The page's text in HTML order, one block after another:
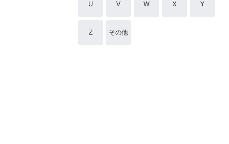
U V W X Y
Z その他